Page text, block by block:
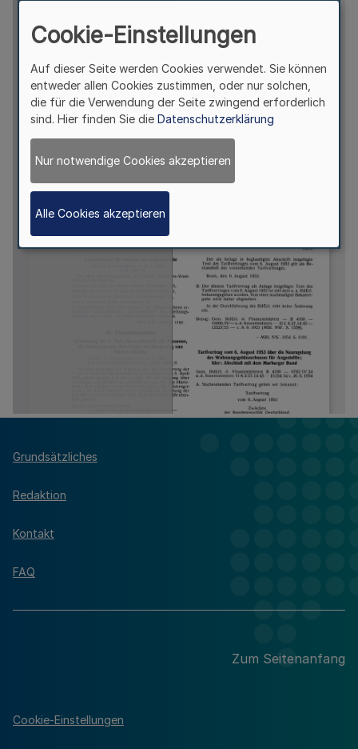
Grundsätzliches
Redaktion
Kontakt
FAQ
Zum Seitenanfang
Cookie-Einstellungen
Cookie-Einstellungen
Auf dieser Seite werden Cookies verwendet. Sie können
entweder allen Cookies zustimmen, oder nur solchen,
die für die Verwendung der Seite zwingend erforderlich
sind. Hier finden Sie die Datenschutzerklärung
Nur notwendige Cookies akzeptieren
Alle Cookies akzeptieren